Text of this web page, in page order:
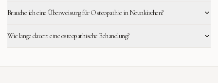
Brauche ich eine Überweisung für Osteopathie in Neunkirchen?
Wie lange dauert eine osteopathische Behandlung?